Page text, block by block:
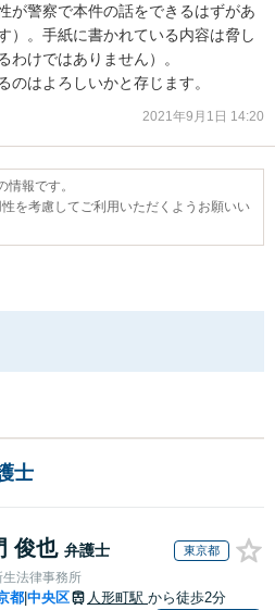
が警察で本件の話をできるはずがあ
）。手紙に書かれている内容は脅し
わけではありません）。
のはよろしいかと存じます。
2021年9月1日 14:20
報です。
を考慮してご利用いただくようお願いい
士
俊也 弁護士 東京都
生法律事務所
都 中央区 人形町駅 から徒歩2分